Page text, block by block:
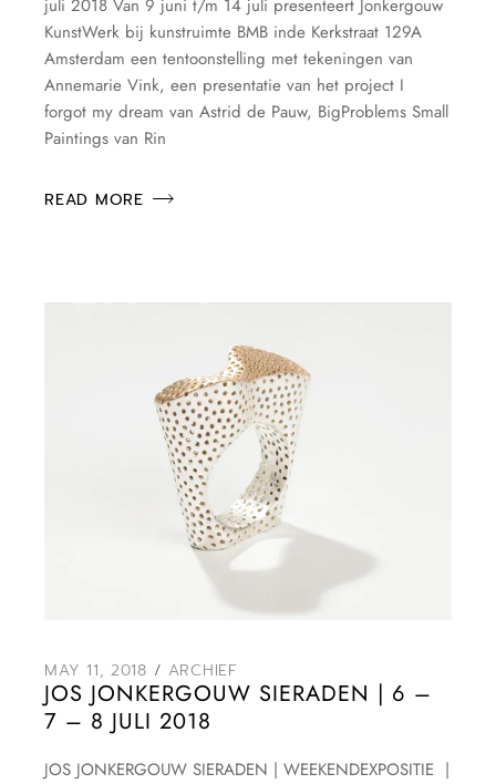
juli 2018 Van 9 juni t/m 14 juli presenteert Jonkergouw
KunstWerk bij kunstruimte BMB inde Kerkstraat 129A
Amsterdam een tentoonstelling met tekeningen van
Annemarie Vink, een presentatie van het project I
forgot my dream van Astrid de Pauw, BigProblems Small
Paintings van Rin
READ MORE
MAY 11, 2018 ARCHIEF
JOS JONKERGOUW SIERADEN | 6 –
7 – 8 JULI 2018
JOS JONKERGOUW SIERADEN | WEEKENDEXPOSITIE |